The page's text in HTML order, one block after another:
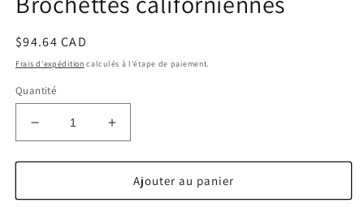
dans
fenêtre
modale
Prix
habituel
$94.64 CAD
Frais d'expédition calculés à l'étape de paiement.
Quantité
Réduire
la
quantité
Brochettes
Augmenter
la
quantité
Brochettes
Ajouter au panier